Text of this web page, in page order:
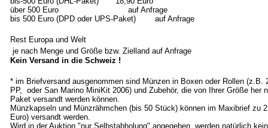
über 500 Euro auf Anfrage
bis 500 Euro (DPD oder UPS-Paket) auf Anfrage
Rest Europa und Welt
je nach Menge und Größe bzw. Zielland auf Anfrage
Kein Versand in die Schweiz !
* im Briefversand ausgenommen sind Münzen in Boxen oder Rollen (z.B.
PP, oder San Marino MiniKit 2006) und Zubehör, die von Ihrer Größe her
Paket versandt werden können.
Münzkapseln und Münzrähmchen (bis 50 Stück) können im Maxibrief zu
Euro) versandt werden.
Wird in der Auktion "nur Selbstabholung" angegeben, werden natürlich